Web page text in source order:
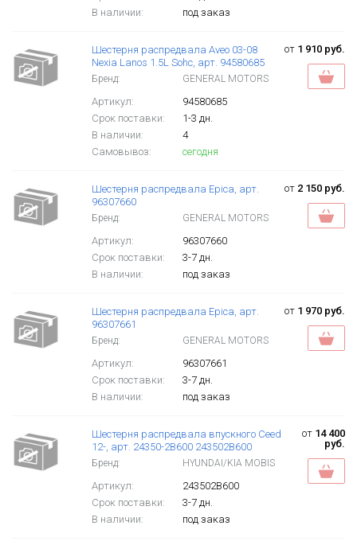
В наличии:
под заказ
Шестерня распредвала Aveo 03-08
Nexia Lanos 1.5L Sohc, арт. 94580685
Бренд: GENERAL MOTORS
Артикул:
94580685
Срок поставки:
1-3 дн.
В наличии:
4
Самовывоз:
сегодня
от 1 910 руб.
Шестерня распредвала Epica, арт.
96307660
Бренд: GENERAL MOTORS
Артикул:
96307660
Срок поставки:
3-7 дн.
В наличии:
под заказ
от 2 150 руб.
Шестерня распредвала Epica, арт.
96307661
Бренд: GENERAL MOTORS
Артикул:
96307661
Срок поставки:
3-7 дн.
В наличии:
под заказ
от 1 970 руб.
Шестерня распредвала впускного Ceed
12-, арт. 24350-2B600 243502B600
Бренд: HYUNDAI/KIA MOBIS
Артикул:
243502B600
Срок поставки:
3-7 дн.
В наличии:
под заказ
от 14 400
руб.